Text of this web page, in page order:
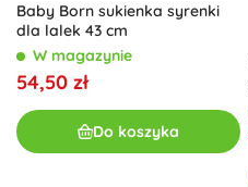
Baby Born sukienka syrenki
dla lalek 43 cm
W magazynie
54,50 zł
Do koszyka